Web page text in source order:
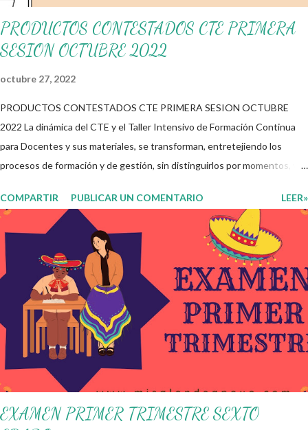
PRODUCTOS CONTESTADOS CTE PRIMERA
SESION OCTUBRE 2022
octubre 27, 2022
PRODUCTOS CONTESTADOS CTE PRIMERA SESION OCTUBRE
2022 La dinámica del CTE y el Taller Intensivo de Formación Continua
para Docentes y sus materiales, se transforman, entretejiendo los
procesos de formación y de gestión, sin distinguirlos por momentos, y
genérico y no está diferenciado por niveles educativos. Desde la
flexibilidad en la que se concibe el CTE y en correspondencia con la
Nueva Escuela Mexicana, se propone que el colectivo docente tome
decisiones sobre su organización, la gestión del tiempo acorde a las
necesidades de la escuela y las acciones que decidan emprender para
apropiarse y resignificar el Plan de Estudio dentro y fuera de este
espacio. En esta Primera Sesión Ordinaria se les invita a que
reflexionen y acuerden posibles acciones a realizar colaborativamente
en la escuela y con la comunidad, a fin de atender las problemáticas
identificadas. Compañeros docentes en est...
COMPARTIR PUBLICAR UN COMENTARIO LEER»
EXAMEN PRIMER TRIMESTRE SEXTO